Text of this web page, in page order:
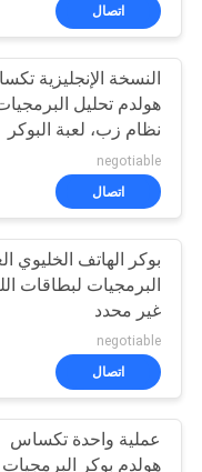
ضبط
الجودة
اتصل
طلب
اقتباس
خريطة
الموقع
PRIVACY
لعبة
54
لعبة
96
اتصال
النسخة الإنجليزية
هولدم تحليل
نظام زب، لعبة البوكر
البطولة
negotiable
اتصال
بوكر الهاتف الخليوي
البرمجيات لبطاقات
غير محدد
negotiable
اتصال
عملية واحدة تكساس
هولدم بوكر البرمجيات